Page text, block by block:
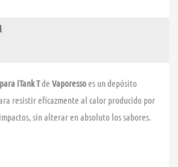
iTank Tde Vaporessoes un depósito
resistir eficazmente al calor producido por
sin alterar en absoluto los sabores.